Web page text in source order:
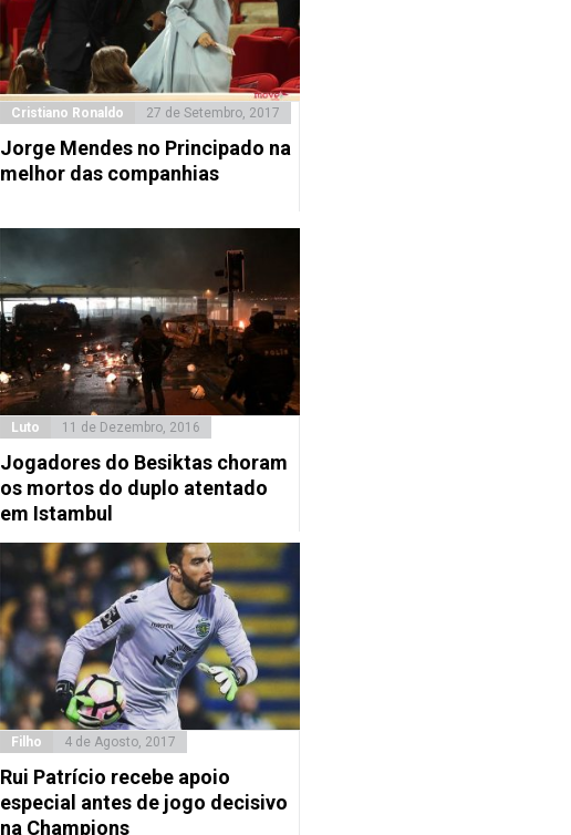
Cristiano Ronaldo 27 de Setembro, 2017
Jorge Mendes no Principado na
melhor das companhias
Luto 11 de Dezembro, 2016
Jogadores do Besiktas choram
os mortos do duplo atentado
em Istambul
Filho 4 de Agosto, 2017
Rui Patrício recebe apoio
especial antes de jogo decisivo
na Champions